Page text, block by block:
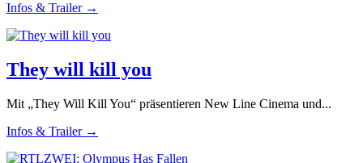
Infos & Trailer →
They will kill you
Mit „They Will Kill You“ präsentieren New Line Cinema und...
Infos & Trailer →